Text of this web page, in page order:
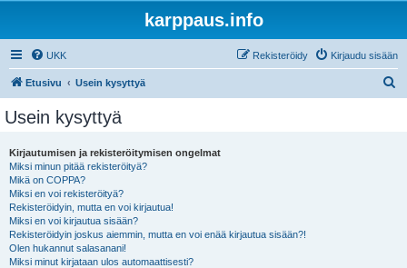
karppaus.info
UKK Kirjaudu sisään
Rekisteröidy
Etusivu Usein kysyttyä
Usein kysyttyä
Kirjautumisen ja rekisteröitymisen ongelmat
Miksi minun pitää rekisteröityä?
Mikä on COPPA?
Miksi en voi rekisteröityä?
Rekisteröidyin, mutta en voi kirjautua!
Miksi en voi kirjautua sisään?
Rekisteröidyin joskus aiemmin, mutta en voi enää kirjautua sisään?!
Olen hukannut salasanani!
Miksi minut kirjataan ulos automaattisesti?